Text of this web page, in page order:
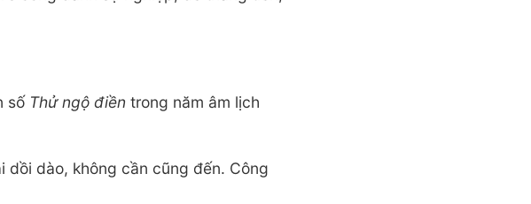
số Thử ngộ điền trong năm âm lịch
dồi dào, không cần cũng đến. Công